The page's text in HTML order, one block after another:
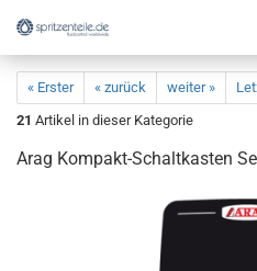
« Erster « zurück weiter »
21 Artikel in dieser Kategorie
Arag Kompakt-Schaltkasten